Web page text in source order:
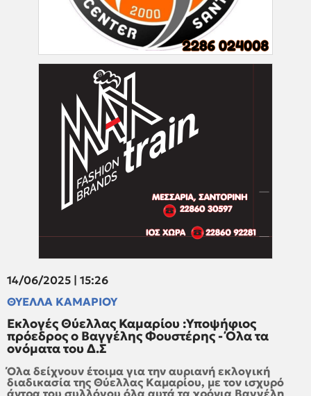
14/06/2025 | 15:26
ΘΥΕΛΛΑ ΚΑΜΑΡΙΟΥ
Εκλογές Θύελλας Καμαρίου :Υποψήφιος
πρόεδρος ο Βαγγέλης Φουστέρης - Όλα τα
ονόματα του Δ.Σ
Όλα δείχνουν έτοιμα για την αυριανή εκλογική
διαδικασία της Θύελλας Καμαρίου, με τον ισχυρό
άντρα του συλλόγου όλα αυτά τα χρόνια Βαγγέλη